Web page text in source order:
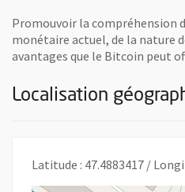
Promouvoir la compréhension
monétaire actuel, de la nature
avantages que le Bitcoin peut
Localisation
Latitude : 47.4883417 /